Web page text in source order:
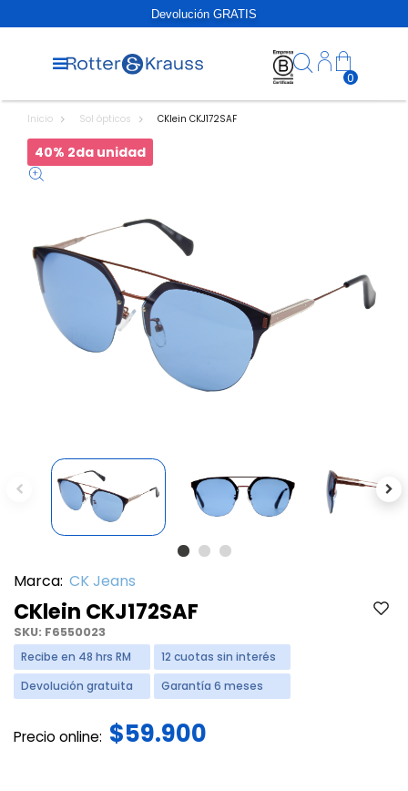
Devolución GRATIS
0
Inicio Sol ópticos CKlein CKJ172SAF
40% 2da unidad
Previous
Marca: CK Jeans
CKlein CKJ172SAF
SKU: F6550023
Recibe en 48 hrs RM
12 cuotas sin interés
Devolución gratuita
Garantía 6 meses
Precio online: $59.900